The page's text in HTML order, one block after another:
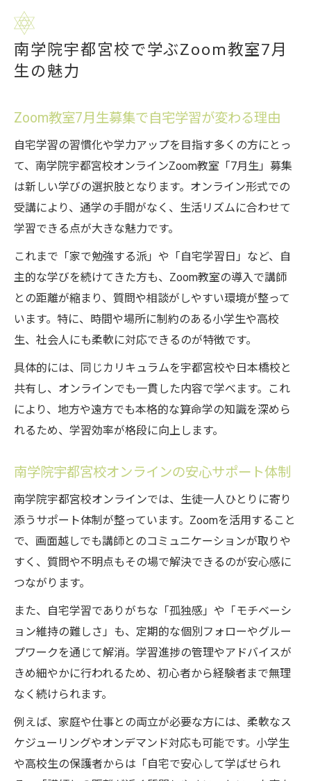
南学院宇都宮校で学ぶZoom教室7月
生の魅力
Zoom教室7月生募集で自宅学習が変わる理由
自宅学習の習慣化や学力アップを目指す多くの方にとっ
て、南学院宇都宮校オンラインZoom教室「7月生」募集
は新しい学びの選択肢となります。オンライン形式での
受講により、通学の手間がなく、生活リズムに合わせて
学習できる点が大きな魅力です。
これまで「家で勉強する派」や「自宅学習日」など、自
主的な学びを続けてきた方も、Zoom教室の導入で講師
との距離が縮まり、質問や相談がしやすい環境が整って
います。特に、時間や場所に制約のある小学生や高校
生、社会人にも柔軟に対応できるのが特徴です。
具体的には、同じカリキュラムを宇都宮校や日本橋校と
共有し、オンラインでも一貫した内容で学べます。これ
により、地方や遠方でも本格的な算命学の知識を深めら
れるため、学習効率が格段に向上します。
南学院宇都宮校オンラインの安心サポート体制
南学院宇都宮校オンラインでは、生徒一人ひとりに寄り
添うサポート体制が整っています。Zoomを活用すること
で、画面越しでも講師とのコミュニケーションが取りや
すく、質問や不明点もその場で解決できるのが安心感に
つながります。
また、自宅学習でありがちな「孤独感」や「モチベーシ
ョン維持の難しさ」も、定期的な個別フォローやグルー
プワークを通じて解消。学習進捗の管理やアドバイスが
きめ細やかに行われるため、初心者から経験者まで無理
なく続けられます。
例えば、家庭や仕事との両立が必要な方には、柔軟なス
ケジューリングやオンデマンド対応も可能です。小学生
や高校生の保護者からは「自宅で安心して学ばせられ